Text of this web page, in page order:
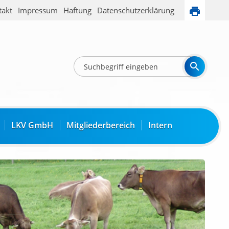
Impressum Haftung Datenschutzerklärung
LKV GmbH Mitgliederbereich Intern